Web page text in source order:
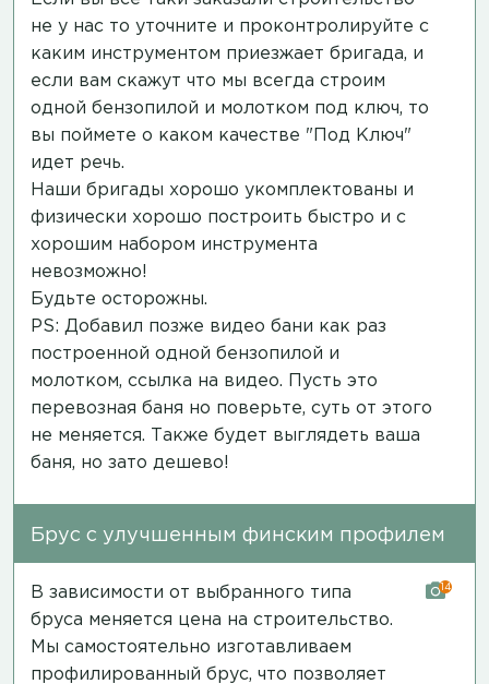
не у нас то уточните и проконтролируйте с
каким инструментом приезжает бригада, и
если вам скажут что мы всегда строим
одной бензопилой и молотком под ключ, то
вы поймете о каком качестве "Под Ключ"
идет речь.
Наши бригады хорошо укомплектованы и
физически хорошо построить быстро и с
хорошим набором инструмента
невозможно!
Будьте осторожны.
PS: Добавил позже видео бани как раз
построенной одной бензопилой и
молотком, ссылка на видео. Пусть это
перевозная баня но поверьте, суть от этого
не меняется. Также будет выглядеть ваша
баня, но зато дешево!
Брус с улучшенным финским профилем
В зависимости от выбранного типа
бруса меняется цена на строительство.
Мы самостоятельно изготавливаем
профилированный брус, что позволяет
14